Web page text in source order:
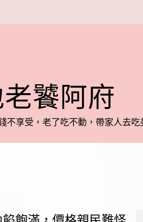
饕阿府
不享受，老了吃不動，帶家人去吃